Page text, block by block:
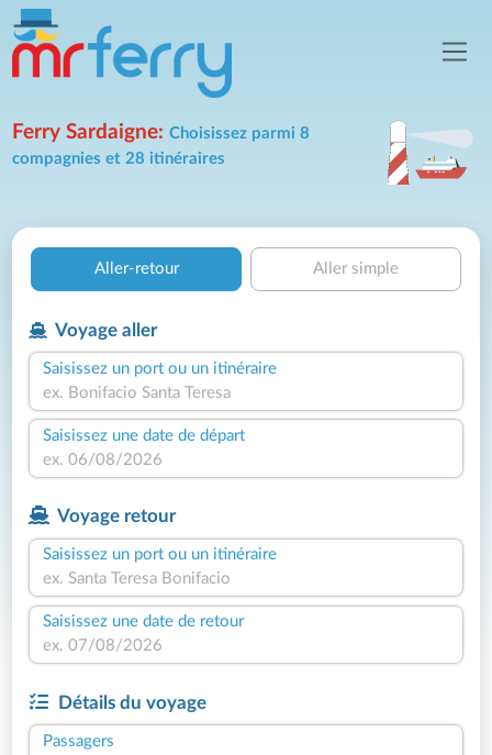
Ferry Sardaigne:Choisissez parmi 8
compagnies et 28 itinéraires
Aller-retour Aller simple
Voyage aller
Saisissez un port ou un itinéraire
Saisissez une date de départ
Voyage retour
Saisissez un port ou un itinéraire
Saisissez une date de retour
Détails du voyage
Passagers